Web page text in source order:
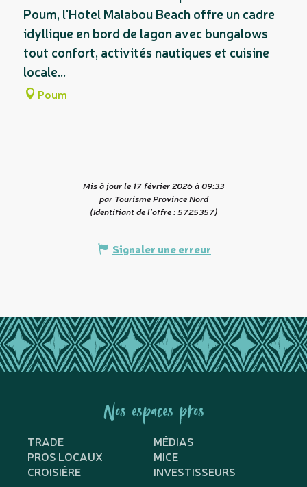
Poum, l'Hotel Malabou Beach offre un cadre
idyllique en bord de lagon avec bungalows
tout confort, activités nautiques et cuisine
locale...
Poum
Mis à jour le 17 février 2026 à 09:33
par Tourisme Province Nord
(Identifiant de l'offre :5725357)
Signaler une erreur
Nos espaces pros
TRADE
MÉDIAS
PROS LOCAUX
MICE
CROISIÈRE
INVESTISSEURS